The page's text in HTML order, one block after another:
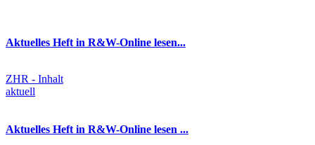
Aktuelles Heft in R&W-Online lesen...
ZHR - Inhalt
aktuell
Aktuelles Heft in R&W-Online lesen ...